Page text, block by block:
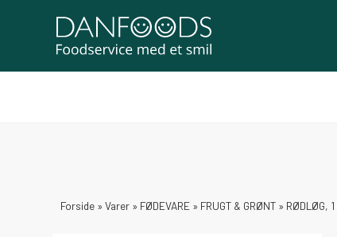
Forside » Varer » FØDEVARE » FRUGT & GRØNT » RØDLØG,